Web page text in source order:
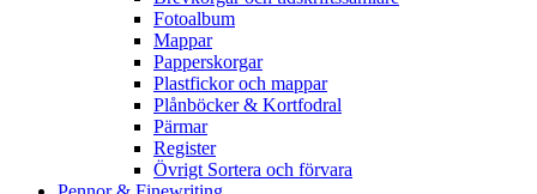
Fotoalbum
Mappar
Papperskorgar
Plastfickor och mappar
Plånböcker & Kortfodral
Pärmar
Register
Övrigt Sortera och förvara